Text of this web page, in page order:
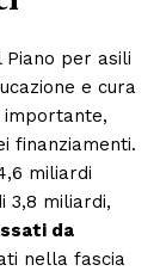
per asili
e cura
importante,
finanziamenti.
miliardi
3,8 miliardi,
da
nella fascia